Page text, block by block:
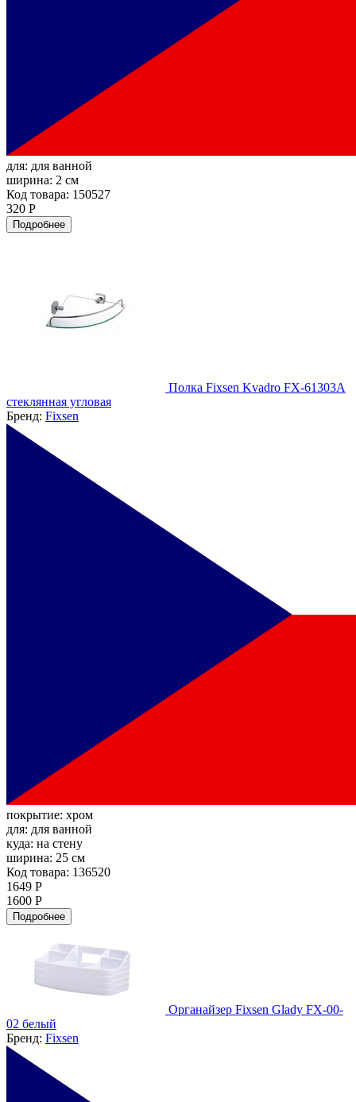
для: для ванной
ширина: 2 см
Код товара: 150527
320 Р
Подробнее
Полка Fixsen Kvadro FX-61303A
стеклянная угловая
Бренд: Fixsen
покрытие: хром
для: для ванной
куда: на стену
ширина: 25 см
Код товара: 136520
1649 Р
1600 Р
Подробнее
Органайзер Fixsen Glady FX-00-
02 белый
Бренд: Fixsen